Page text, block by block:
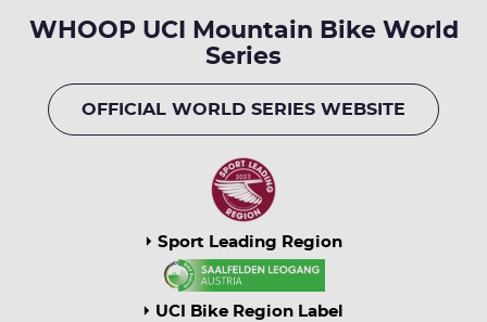
WHOOP UCI Mountain Bike World
Series
OFFICIAL WORLD SERIES WEBSITE
Sport Leading Region
UCI Bike Region Label